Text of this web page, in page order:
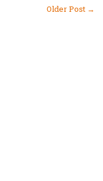
Older Post →